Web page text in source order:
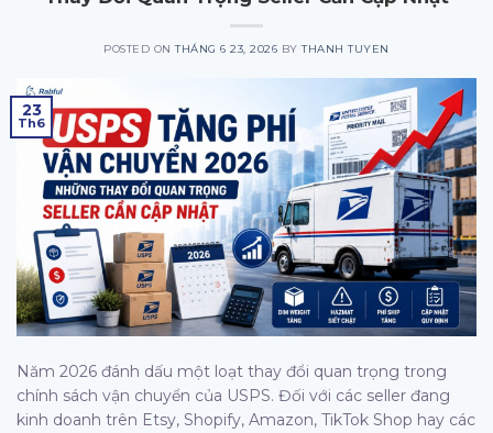
POSTED ONTHÁNG 6 23, 2026 BYTHANH TUYEN
23
Th6
Năm 2026 đánh dấu một loạt thay đổi quan trọng trong
chính sách vận chuyển của USPS. Đối với các seller đang
kinh doanh trên Etsy, Shopify, Amazon, TikTok Shop hay các